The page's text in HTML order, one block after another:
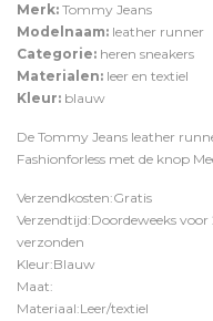
Merk: Tommy Jeans
Modelnaam: leather runner
Categorie: heren sneakers
Materialen: leer en textiel
Kleur: blauw
De Tommy Jeans leather
Fashionforless met de knop
Verzendkosten:Gratis
Verzendtijd:Doordeweeks
verzonden
Kleur:Blauw
Maat:
Materiaal:Leer/textiel